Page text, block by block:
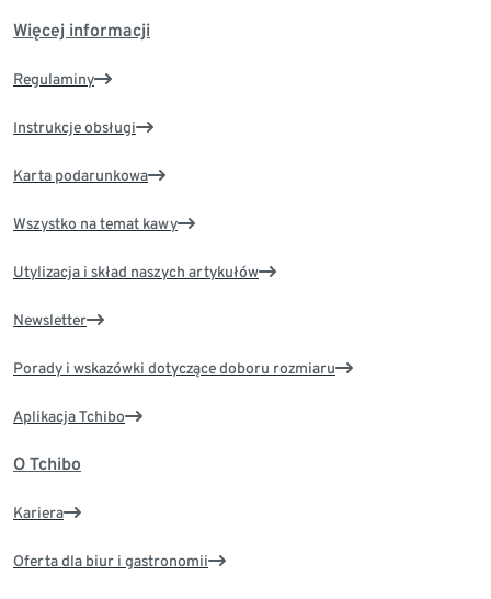
Więcej informacji
Regulaminy
Instrukcje obsługi
Karta podarunkowa
Wszystko na temat kawy
Utylizacja i skład naszych artykułów
Newsletter
Porady i wskazówki dotyczące doboru rozmiaru
Aplikacja Tchibo
O Tchibo
Kariera
Oferta dla biur i gastronomii